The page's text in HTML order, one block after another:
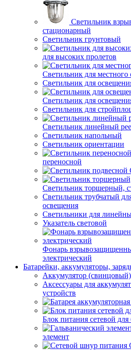
Светильник
стационарный
Светильник грунтовый
для высоких пролетов
Светильник для местного
Светильник для
Светильник для
Светильник для
Светильник линейный
Светильник напольный
Светильник ориентации
переносной
Светильник торшерный,
Светильник трубчатый
освещения
Светильники для
Указатель световой
Фонарь
электрический
Батарейки, аккумуляторы,
Аккумулятор (свинцовый)
Аксессуары для
устройств
Блок питания сетевой
элемент